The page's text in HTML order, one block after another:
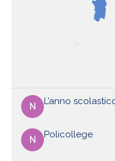
N L’anno
N Policollege